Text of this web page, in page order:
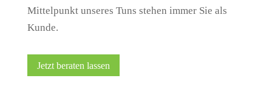
Mittelpunkt unseres Tuns stehen immer Sie als
Kunde.
Jetzt beraten lassen